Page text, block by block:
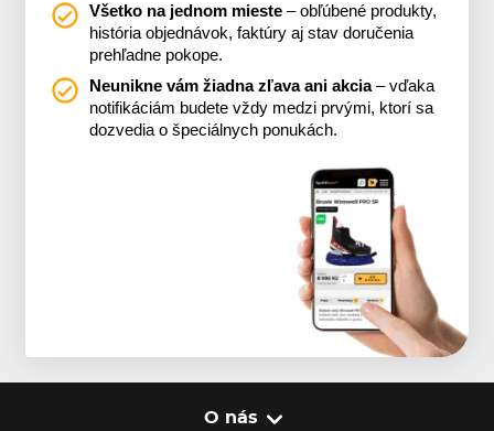
Všetko na jednom mieste – obľúbené produkty,
história objednávok, faktúry aj stav doručenia
prehľadne pokope.
Neunikne vám žiadna zľava ani akcia– vďaka
notifikáciám budete vždy medzi prvými, ktorí sa
dozvedia o špeciálnych ponukách.
O nás